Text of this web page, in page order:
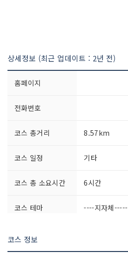
상세정보 (최근 업데이트 : 2년 전)
홈페이지
전화번호
코스 총거리 8.57km
코스 일정 기타
코스 총 소요시간 6시간
코스 테마
----지자체-----
코스 정보